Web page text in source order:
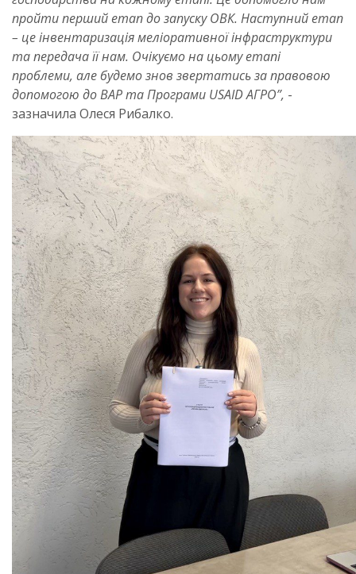
пройти перший етап до запуску ОВК. Наступний етап
– це інвентаризація меліоративної інфраструктури
та передача її нам. Очікуємо на цьому етапі
проблеми, але будемо знов звертатись за правовою
допомогою до ВАР та Програми USAID АГРО”, -
зазначила Олеся Рибалко.